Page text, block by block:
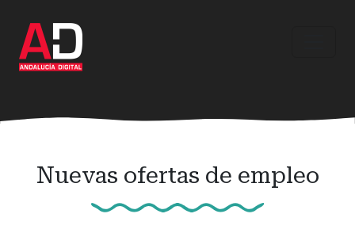
contenido
principal
Nuevas ofertas de empleo